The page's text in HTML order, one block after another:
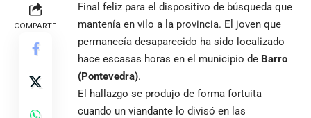
COMPARTE
Final feliz para el dispositivo de búsqueda que
mantenía en vilo a la provincia. El joven que
permanecía desaparecido ha sido localizado
hace escasas horas en el municipio de Barro
(Pontevedra).
El hallazgo se produjo de forma fortuita
cuando un viandante lo divisó en las